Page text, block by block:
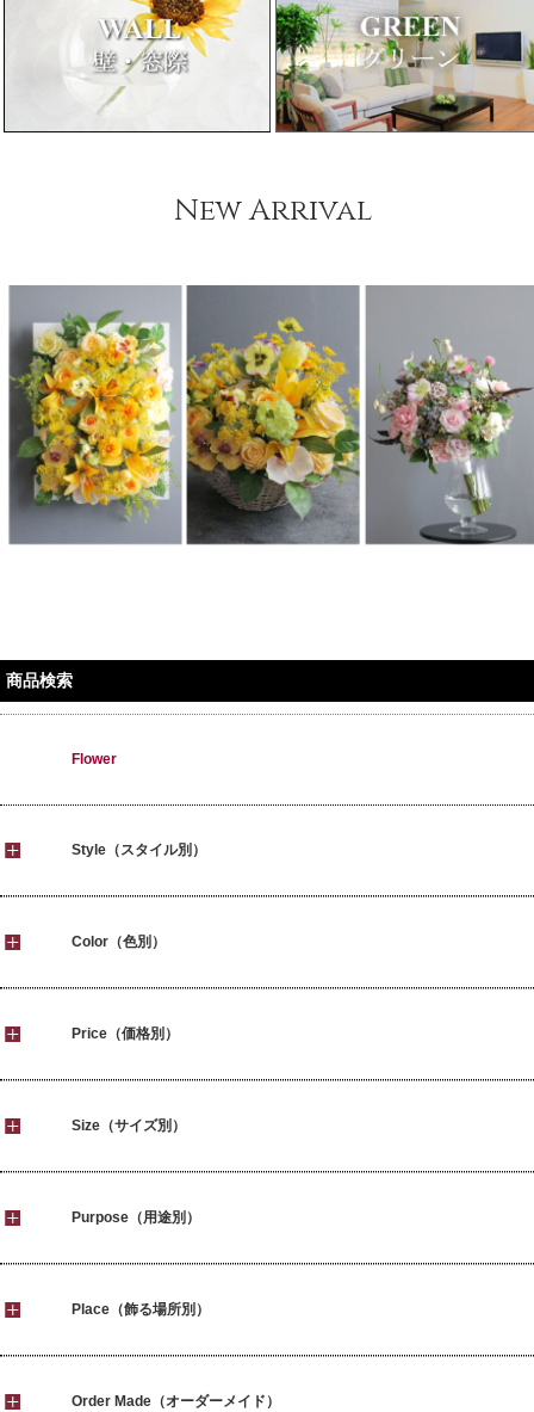
New Arrival
商品検索
Flower
Style（スタイル別）
Color（色別）
Price（価格別）
Size（サイズ別）
Purpose（用途別）
Place（飾る場所別）
Order Made（オーダーメイド）